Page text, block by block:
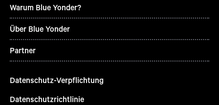
Warum Blue Yonder?
Über Blue Yonder
Partner
Datenschutz-Verpflichtung
Datenschutzrichtlinie